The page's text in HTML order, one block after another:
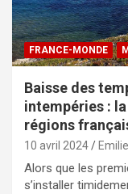
FRANCE-MONDE
Baisse des
intempéries :
régions
10 avril 2024
Alors que les
s’installer